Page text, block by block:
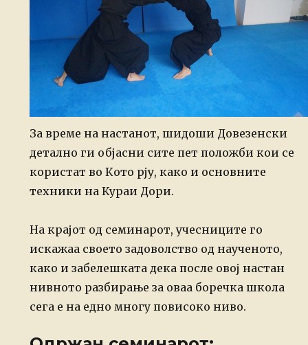
За време на настанот, шидоши Довезенски
детално ги објасни сите пет положби кои се
користат во Кото рју, како и основните
техники на Кураи Дори.
На крајот од семинарот, учесниците го
искажаа своето задоволство од наученото,
како и забелешката дека после овој настан
нивното разбирање за оваа боречка школа
сега е на едно многу повисоко ниво.